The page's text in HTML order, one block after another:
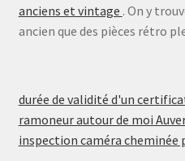
anciens et vintage . On y
ancien que des pièces rétro
durée de validité d'un
ramoneur autour de moi
inspection caméra cheminée